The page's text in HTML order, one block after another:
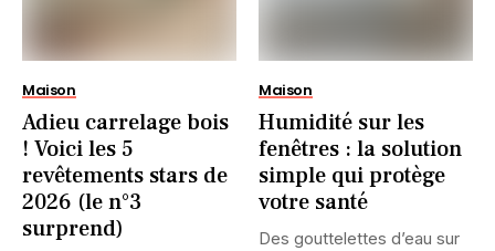
Maison
Adieu carrelage bois
! Voici les 5
revêtements stars de
2026 (le n°3
surprend)
Maison
Humidité sur les
fenêtres : la solution
simple qui protège
votre santé
Des gouttelettes d’eau sur